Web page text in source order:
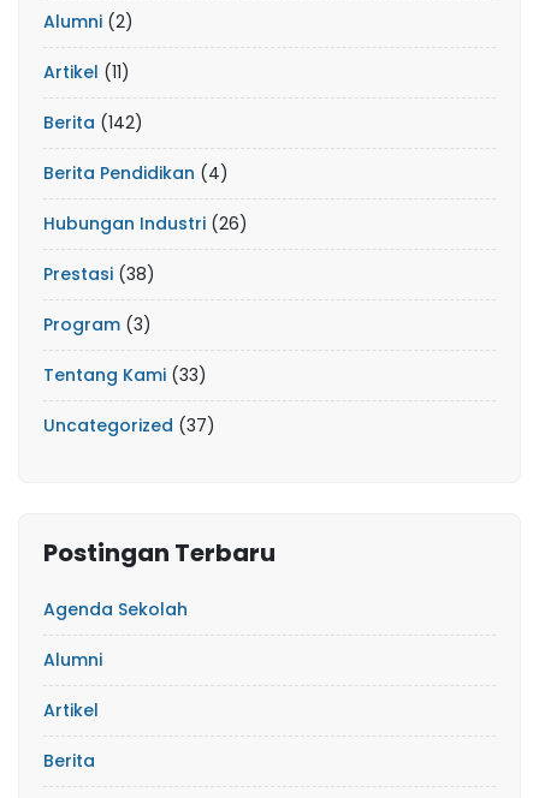
Alumni (2)
Artikel (11)
Berita (142)
Berita Pendidikan (4)
Hubungan Industri (26)
Prestasi (38)
Program (3)
Tentang Kami (33)
Uncategorized (37)
Postingan Terbaru
Agenda Sekolah
Alumni
Artikel
Berita